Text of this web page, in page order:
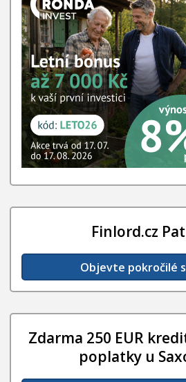
Finlord.cz
Objevte pokročilé
Zdarma 250 EUR
poplatky u